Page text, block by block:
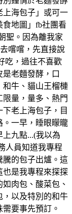
上海包子」或可一
食地圖」fb社團看
聖。因為離我家
嚐嚐，先直接說
吃，過往不喜歡
老麵發酵，口
和牛、貓山王榴槤
量，量多、熱門
老上海包子，目
。一早，睡眼矇矓
九點...(我以為
人員知道我專程
騰的包子出爐。這
也是我專程來探探
肉包、酸菜包、
，以及特別的和牛
要事先預訂。